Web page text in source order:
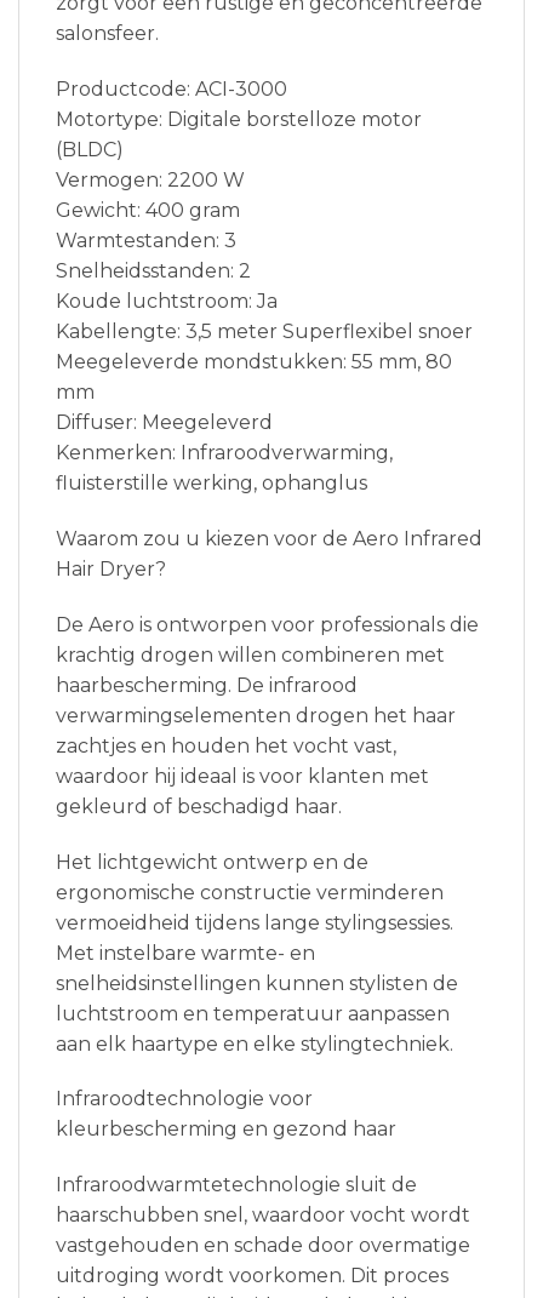
salonsfeer.
Productcode: ACI-3000
Motortype: Digitale borstelloze motor
(BLDC)
Vermogen: 2200 W
Gewicht: 400 gram
Warmtestanden: 3
Snelheidsstanden: 2
Koude luchtstroom: Ja
Kabellengte: 3,5 meter Superflexibel snoer
Meegeleverde mondstukken: 55 mm, 80
mm
Diffuser: Meegeleverd
Kenmerken: Infraroodverwarming,
fluisterstille werking, ophanglus
Waarom zou u kiezen voor de Aero Infrared
Hair Dryer?
De Aero is ontworpen voor professionals die
krachtig drogen willen combineren met
haarbescherming. De infrarood
verwarmingselementen drogen het haar
zachtjes en houden het vocht vast,
waardoor hij ideaal is voor klanten met
gekleurd of beschadigd haar.
Het lichtgewicht ontwerp en de
ergonomische constructie verminderen
vermoeidheid tijdens lange stylingsessies.
Met instelbare warmte- en
snelheidsinstellingen kunnen stylisten de
luchtstroom en temperatuur aanpassen
aan elk haartype en elke stylingtechniek.
Infraroodtechnologie voor
kleurbescherming en gezond haar
Infraroodwarmtetechnologie sluit de
haarschubben snel, waardoor vocht wordt
vastgehouden en schade door overmatige
uitdroging wordt voorkomen. Dit proces